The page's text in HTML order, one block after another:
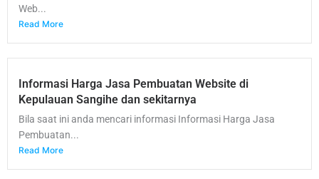
Web...
Read More
Informasi Harga Jasa Pembuatan Website di
Kepulauan Sangihe dan sekitarnya
Bila saat ini anda mencari informasi Informasi Harga Jasa
Pembuatan...
Read More